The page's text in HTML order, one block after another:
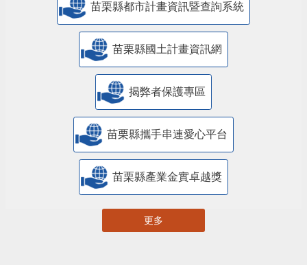
苗栗縣都市計畫資訊暨查詢系統
苗栗縣國土計畫資訊網
揭弊者保護專區
苗栗縣攜手串連愛心平台
苗栗縣產業金實卓越獎
更多